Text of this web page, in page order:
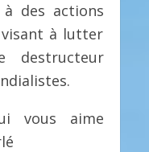
des actions
à lutter
destructeur
vous aime